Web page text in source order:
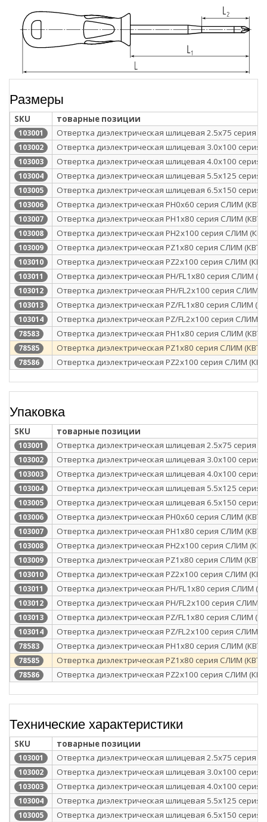
Размеры
SKU товарные позиции
103001 Отвертка диэлектрическая шлицевая 2.5х75 серия
103002 Отвертка диэлектрическая шлицевая 3.0x100 серия
103003 Отвертка диэлектрическая шлицевая 4.0x100 серия
103004 Отвертка диэлектрическая шлицевая 5.5x125 серия
103005 Отвертка диэлектрическая шлицевая 6.5х150 серия
103006 Отвертка диэлектрическая PH0x60 серия СЛИМ (КВТ)
103007 Отвертка диэлектрическая PH1x80 серия СЛИМ (КВТ)
103008 Отвертка диэлектрическая PH2x100 серия СЛИМ
103009 Отвертка диэлектрическая PZ1x80 серия СЛИМ (КВТ)
103010 Отвертка диэлектрическая PZ2x100 серия СЛИМ (КВТ)
103011 Отвертка диэлектрическая PH/FL1x80 серия СЛИМ
103012 Отвертка диэлектрическая PH/FL2x100 серия СЛИМ
103013 Отвертка диэлектрическая PZ/FL1x80 серия СЛИМ
103014 Отвертка диэлектрическая PZ/FL2x100 серия СЛИМ
78583 Отвертка диэлектрическая PH1x80 серия СЛИМ (КВТ)
78585 Отвертка диэлектрическая PZ1x80 серия СЛИМ (КВТ)
78586 Отвертка диэлектрическая PZ2x100 серия СЛИМ (КВТ)
Упаковка
SKU товарные позиции
103001 Отвертка диэлектрическая шлицевая 2.5х75 серия
103002 Отвертка диэлектрическая шлицевая 3.0x100 серия
103003 Отвертка диэлектрическая шлицевая 4.0x100 серия
103004 Отвертка диэлектрическая шлицевая 5.5x125 серия
103005 Отвертка диэлектрическая шлицевая 6.5х150 серия
103006 Отвертка диэлектрическая PH0x60 серия СЛИМ (КВТ)
103007 Отвертка диэлектрическая PH1x80 серия СЛИМ (КВТ)
103008 Отвертка диэлектрическая PH2x100 серия СЛИМ
103009 Отвертка диэлектрическая PZ1x80 серия СЛИМ (КВТ)
103010 Отвертка диэлектрическая PZ2x100 серия СЛИМ (КВТ)
103011 Отвертка диэлектрическая PH/FL1x80 серия СЛИМ
103012 Отвертка диэлектрическая PH/FL2x100 серия СЛИМ
103013 Отвертка диэлектрическая PZ/FL1x80 серия СЛИМ
103014 Отвертка диэлектрическая PZ/FL2x100 серия СЛИМ
78583 Отвертка диэлектрическая PH1x80 серия СЛИМ (КВТ)
78585 Отвертка диэлектрическая PZ1x80 серия СЛИМ (КВТ)
78586 Отвертка диэлектрическая PZ2x100 серия СЛИМ (КВТ)
Технические характеристики
SKU товарные позиции
103001 Отвертка диэлектрическая шлицевая 2.5х75 серия
103002 Отвертка диэлектрическая шлицевая 3.0x100 серия
103003 Отвертка диэлектрическая шлицевая 4.0x100 серия
103004 Отвертка диэлектрическая шлицевая 5.5x125 серия
103005 Отвертка диэлектрическая шлицевая 6.5х150 серия